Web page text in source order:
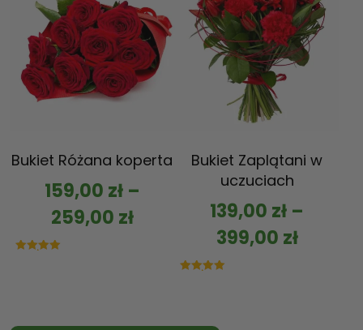
Bukiet Różana koperta
159,00 zł–
259,00 zł
Bukiet Zaplątani w
uczuciach
139,00 zł –
399,00 zł